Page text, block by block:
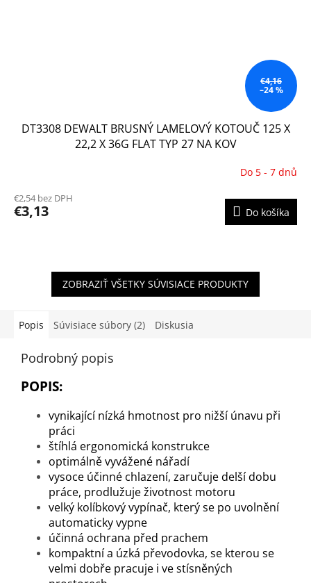
€4,16
–24 %
DT3308 DEWALT BRUSNÝ LAMELOVÝ KOTOUČ 125 X
22,2 X 36G FLAT TYP 27 NA KOV
Do 5 - 7 dnů
€2,54 bez DPH
€3,13 Do košíka
ZOBRAZIŤ VŠETKY SÚVISIACE PRODUKTY
Popis Súvisiace súbory (2) Diskusia
Podrobný popis
POPIS:
vynikající nízká hmotnost pro nižší únavu při
práci
štíhlá ergonomická konstrukce
optimálně vyvážené nářadí
vysoce účinné chlazení, zaručuje delší dobu
práce, prodlužuje životnost motoru
velký kolíbkový vypínač, který se po uvolnění
automaticky vypne
účinná ochrana před prachem
kompaktní a úzká převodovka, se kterou se
velmi dobře pracuje i ve stísněných